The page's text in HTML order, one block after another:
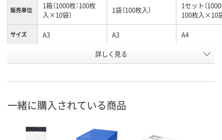
販売単位
1箱（1000枚：100枚
入×10袋）
1袋（100枚入）
1セット（1000
100枚入×10
サイズ A3 A3 A4
2326890 9477528
8月7日（金）
詳しく見る
一緒に購入されている商品